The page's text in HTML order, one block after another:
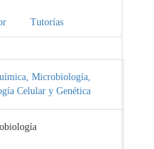
Tutorías
Microbiología,
Celular y Genética